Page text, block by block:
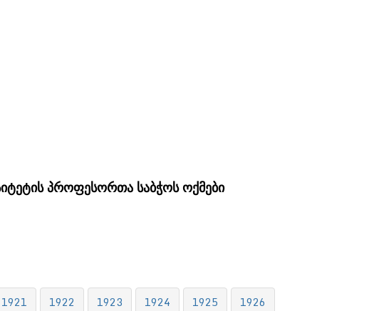
პროფესორთა საბჭოს ოქმები
1921 1922 1923 1924 1925 1926